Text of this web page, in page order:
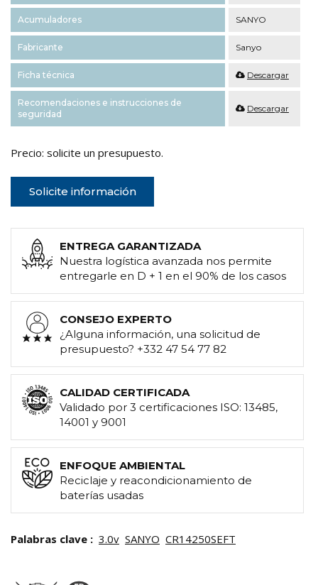
Acumuladores SANYO
Fabricante Sanyo
Ficha técnica Descargar
Recomendaciones e instrucciones de
seguridad
Descargar
Precio: solicite un presupuesto.
Solicite información
ENTREGA GARANTIZADA
Nuestra logística avanzada nos permite
entregarle en D + 1 en el 90% de los casos
CONSEJO EXPERTO
¿Alguna información, una solicitud de
presupuesto? +332 47 54 77 82
CALIDAD CERTIFICADA
Validado por 3 certificaciones ISO: 13485,
14001 y 9001
ENFOQUE AMBIENTAL
Reciclaje y reacondicionamiento de
baterías usadas
Palabras clave : 3.0v SANYO CR14250SEFT